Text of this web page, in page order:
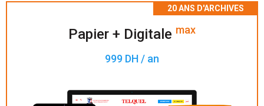
Papier + Digitale max
999 DH / an